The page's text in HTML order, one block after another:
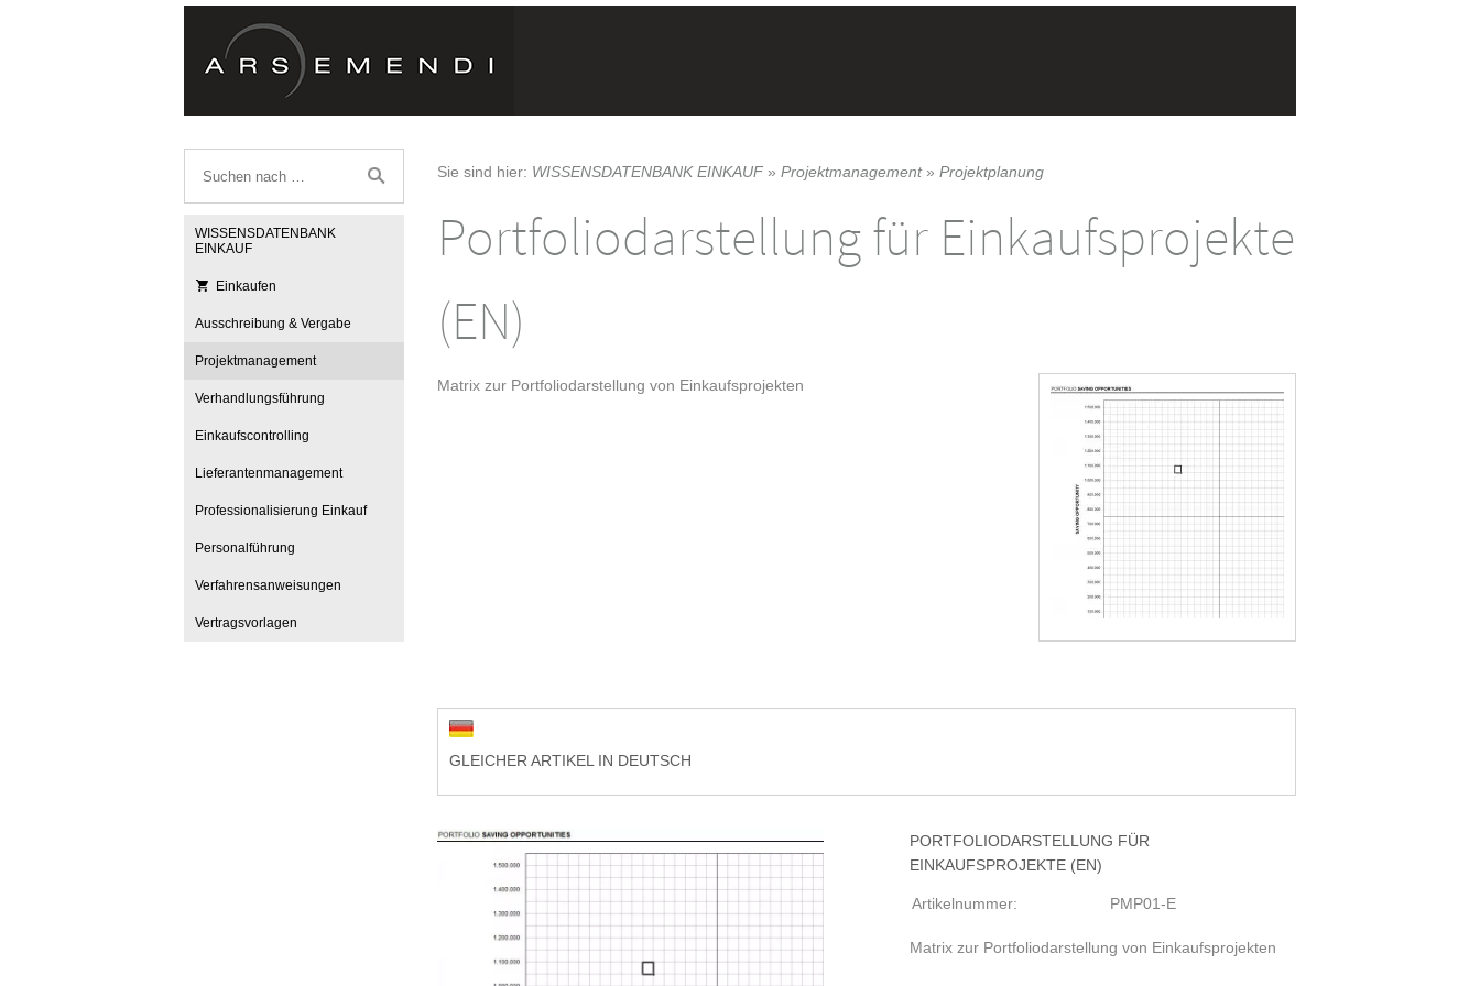
WISSENSDATENBANK
EINKAUF
Einkaufen
Ausschreibung & Vergabe
Projektmanagement
Verhandlungsführung
Einkaufscontrolling
Lieferantenmanagement
Professionalisierung Einkauf
Personalführung
Verfahrensanweisungen
Vertragsvorlagen
Sie sind hier: WISSENSDATENBANK EINKAUF » Projektmanagement» Projektplanung
Portfoliodarstellung für Einkaufsprojekte
(EN)
Matrix zur Portfoliodarstellung von Einkaufsprojekten
GLEICHER ARTIKEL IN DEUTSCH
PORTFOLIODARSTELLUNG FÜR
EINKAUFSPROJEKTE (EN)
Artikelnummer: PMP01-E
Matrix zur Portfoliodarstellung von Einkaufsprojekten